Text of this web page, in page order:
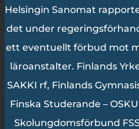
Helsingin Sanomat
det under
ett eventuellt förbud mot
läroanstalter. Finlands
SAKKI rf, Finlands
Finska Studerande –
Skolungdomsförbund